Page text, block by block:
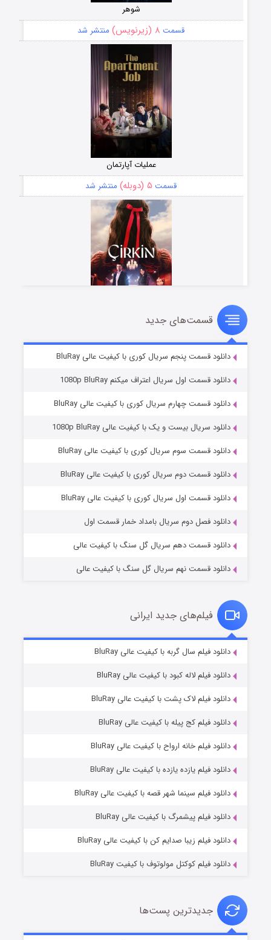
شوهر
قسمت ۸ (زیرنویس) منتشر شد
عملیات آپارتمان
قسمت ۵ (دوبله) منتشر شد
سریال زشت
قسمت۲ (زیرنویس) منتشر شد
مردگان متحرک: شهر مرده ۳
قسمت۲ (زیرنویس) منتشر شد
قسمت۷ (زیرنویس) منتشر شد
قسمت‌های جدید
دانلود قسمت پنجم سریال کوری با کیفیت عالی BluRay
دانلود قسمت اول سریال اعتراف میکنم 1080p BluRay
دانلود قسمت چهارم سریال کوری با کیفیت عالی BluRay
دانلود سریال بیست و یک با کیفیت عالی 1080p BluRay
دانلود قسمت سوم سریال کوری با کیفیت عالی BluRay
دانلود قسمت دوم سریال کوری با کیفیت عالی BluRay
دانلود قسمت اول سریال کوری با کیفیت عالی BluRay
دانلود فصل دوم سریال بامداد خمار قسمت اول
دانلود قسمت دهم سریال گل سنگ با کیفیت عالی
دانلود قسمت نهم سریال گل سنگ با کیفیت عالی
فیلم‌های جدید ایرانی
دانلود فیلم سال گربه با کیفیت عالی BluRay
دانلود فیلم لاله کبود با کیفیت عالی BluRay
دانلود فیلم لاک پشت با کیفیت عالی BluRay
دانلود فیلم کج‌ پیله با کیفیت عالی BluRay
دانلود فیلم خانه ارواح با کیفیت عالی BluRay
دانلود فیلم یازده یازده با کیفیت عالی BluRay
دانلود فیلم سینما شهر قصه با کیفیت عالی BluRay
دانلود فیلم پیشمرگ با کیفیت عالی BluRay
دانلود فیلم زیبا صدایم کن با کیفیت عالی BluRay
دانلود فیلم کوکتل مولوتوف با کیفیت BluRay
جدیدترین پست‌ها